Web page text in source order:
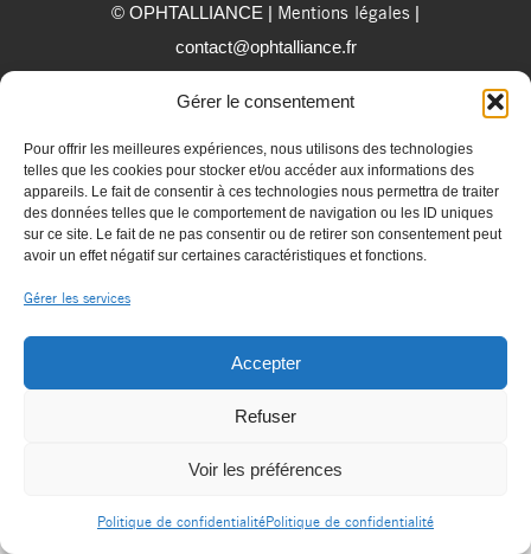
Gérer le consentement
Pour offrir les meilleures expériences, nous utilisons des technologies
telles que les cookies pour stocker et/ou accéder aux informations des
appareils. Le fait de consentir à ces technologies nous permettra de traiter
des données telles que le comportement de navigation ou les ID uniques
sur ce site. Le fait de ne pas consentir ou de retirer son consentement peut
avoir un effet négatif sur certaines caractéristiques et fonctions.
Gérer les services
Accepter
Refuser
Voir les préférences
Politique de confidentialitéPolitique de confidentialité
© OPHTALLIANCE | Mentions légales |
contact@ophtalliance.fr